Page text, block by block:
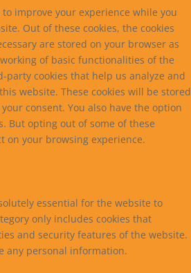
improve your experience while you
Out of these cookies, the cookies
are stored on your browser as
of basic functionalities of the
party cookies that help us analyze and
website. These cookies will be stored
consent. You also have the option
But opting out of some of these
on your browsing experience.
essential for the website to
only includes cookies that
and security features of the website.
any personal information.